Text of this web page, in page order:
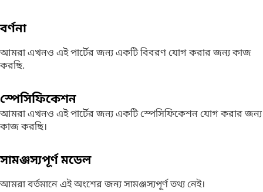
বর্ণনা
আমরা এখনও এই পার্টের জন্য একটি বিবরণ যোগ করার জন্য কাজ
করছি.
স্পেসিফিকেশন
আমরা এখনও এই পার্টের জন্য একটি স্পেসিফিকেশন যোগ করার জন্য
কাজ করছি।
সামঞ্জস্যপূর্ণ মডেল
আমরা বর্তমানে এই অংশের জন্য সামঞ্জস্যপূর্ণ তথ্য নেই।